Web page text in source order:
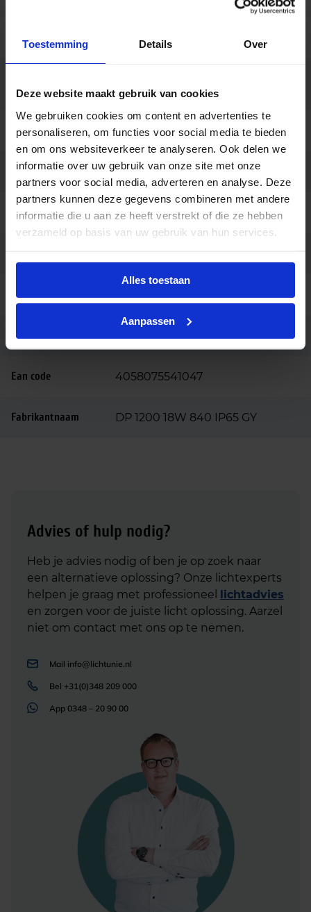
Toestemming Details Over
Deze website maakt gebruik van cookies
We gebruiken cookies om content en advertenties te
personaliseren, om functies voor social media te bieden
en om ons websiteverkeer te analyseren. Ook delen we
informatie over uw gebruik van onze site met onze
partners voor social media, adverteren en analyse. Deze
partners kunnen deze gegevens combineren met andere
informatie die u aan ze heeft verstrekt of die ze hebben
verzameld op basis van uw gebruik van hun services.
Alles toestaan
Aanpassen
ur
Behuizing Polycarbonaat
Kleur Grijs
Montage Opbouw
Merk Ledvance
Garantie 5 jaar
Ean code 4058075541047
Fabrikantnaam DP 1200 18W 840 IP65 GY
Advies of hulp nodig?
Heb je advies nodig of ben je op zoek naar
een alternatieve oplossing? Onze lichtexperts
helpen je graag met professioneel lichtadvies
en zorgen voor de juiste licht oplossing. Aarzel
niet om contact met ons op te nemen.
Mail info@lichtunie.nl
Bel +31(0)348 209 000
App 0348 – 20 90 00